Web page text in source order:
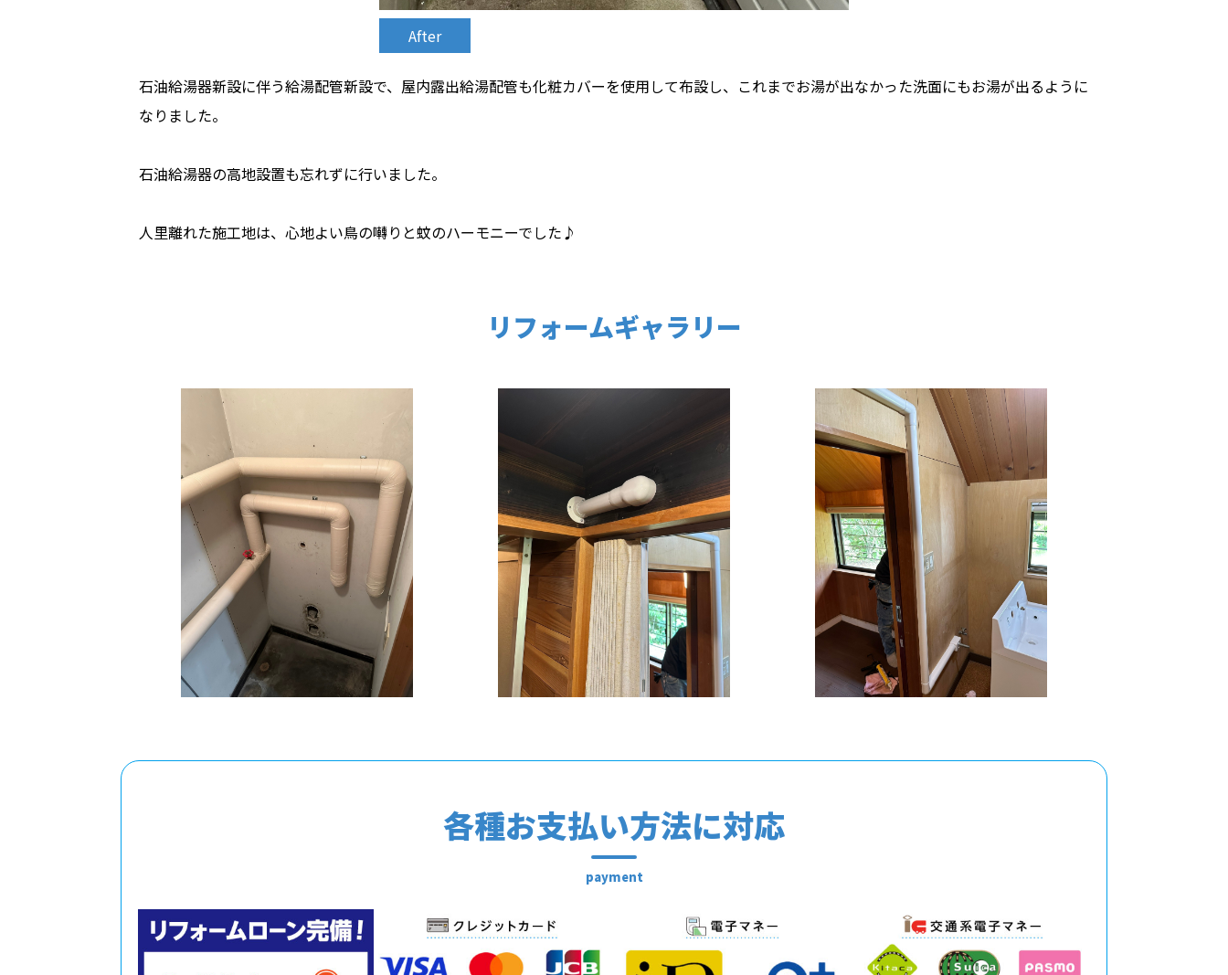
After
石油給湯器新設に伴う給湯配管新設で、屋内露出給湯配管も化粧カバーを使用して布設し、これまでお湯が出なかった洗面にもお湯が出るように
なりました。
石油給湯器の高地設置も忘れずに行いました。
人里離れた施工地は、心地よい鳥の囀りと蚊のハーモニーでした♪
リフォームギャラリー
各種お支払い方法に対応
payment